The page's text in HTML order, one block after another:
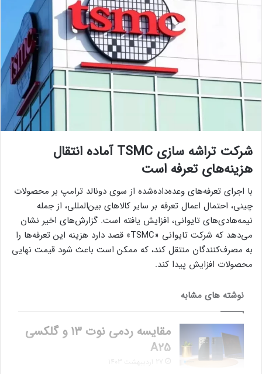
شرکت تراشه سازی TSMC آماده انتقال
هزینه‌های تعرفه است
با اجرای تعرفه‌های وعده‌داده‌شده از سوی دونالد ترامپ بر محصولات
چینی، احتمال اعمال تعرفه بر سایر کالاهای بین‌المللی، از جمله
نیمه‌هادی‌های تایوانی، افزایش یافته است. گزارش‌های اخیر نشان
می‌دهد که شرکت تایوانی «TSMC» قصد دارد هزینه‌ این تعرفه‌ها را
به مصرف‌کنندگان منتقل کند، که ممکن است باعث شود قیمت نهایی
محصولات افزایش پیدا کند.
نوشته های مشابه
مقایسه ردمی نوت ۱۳ و گلکسی
A25